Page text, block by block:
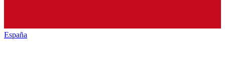
España